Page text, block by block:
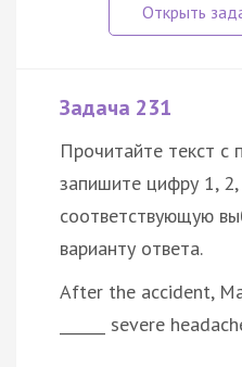
Задача 231
Прочитайте текст с
запишите цифру 1,
соответствующую
варианту ответа.
After the accident,
______ severe